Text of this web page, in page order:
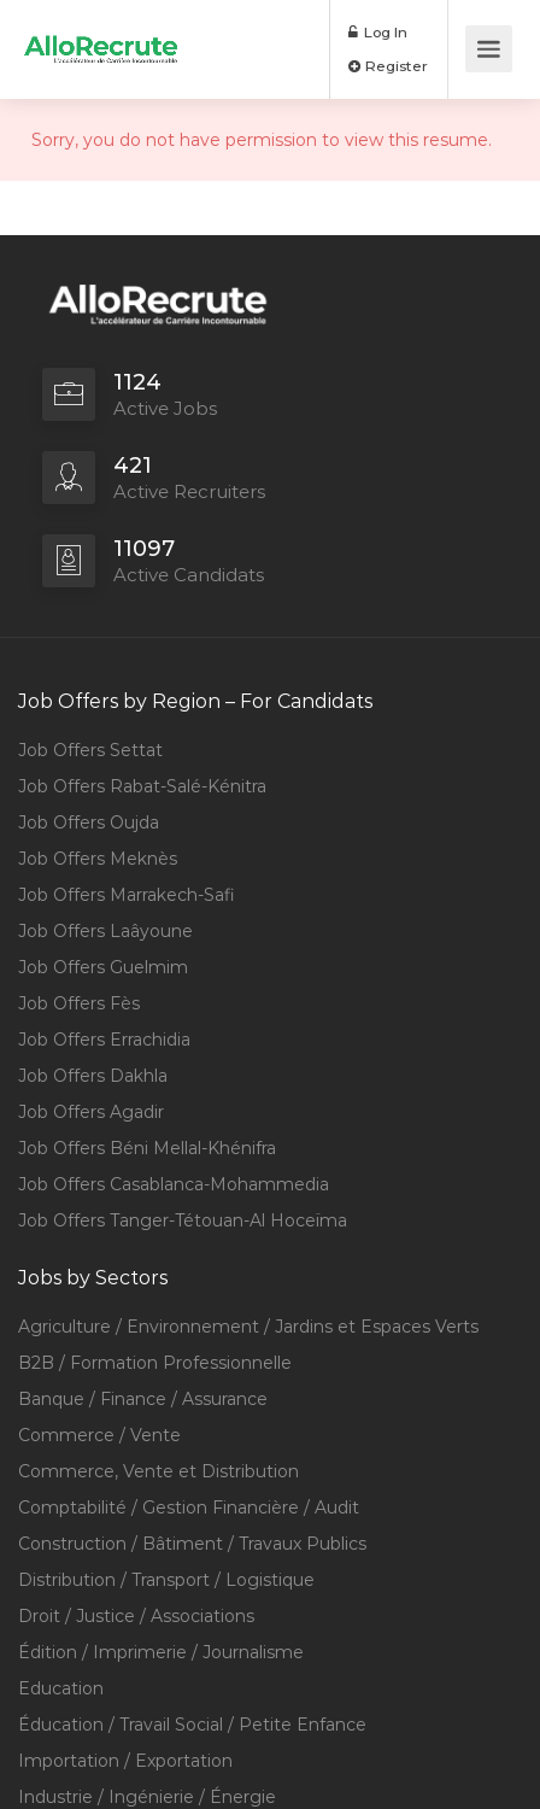
Log In
Sorry, you do not have permission to view this resume.
1124
Active Jobs
421
Active Recruiters
11097
Active Candidats
Job Offers by Region – For Candidats
Job Offers Settat
Job Offers Rabat-Salé-Kénitra
Job Offers Oujda
Job Offers Meknès
Job Offers Marrakech-Safi
Job Offers Laâyoune
Job Offers Guelmim
Job Offers Fès
Job Offers Errachidia
Job Offers Dakhla
Job Offers Agadir
Job Offers Béni Mellal-Khénifra
Job Offers Casablanca-Mohammedia
Job Offers Tanger-Tétouan-Al Hoceïma
Jobs by Sectors
Agriculture / Environnement / Jardins et Espaces Verts
B2B / Formation Professionnelle
Banque / Finance / Assurance
Commerce / Vente
Commerce, Vente et Distribution
Comptabilité / Gestion Financière / Audit
Construction / Bâtiment / Travaux Publics
Distribution / Transport / Logistique
Droit / Justice / Associations
Édition / Imprimerie / Journalisme
Education
Éducation / Travail Social / Petite Enfance
Importation / Exportation
Industrie / Ingénierie / Énergie